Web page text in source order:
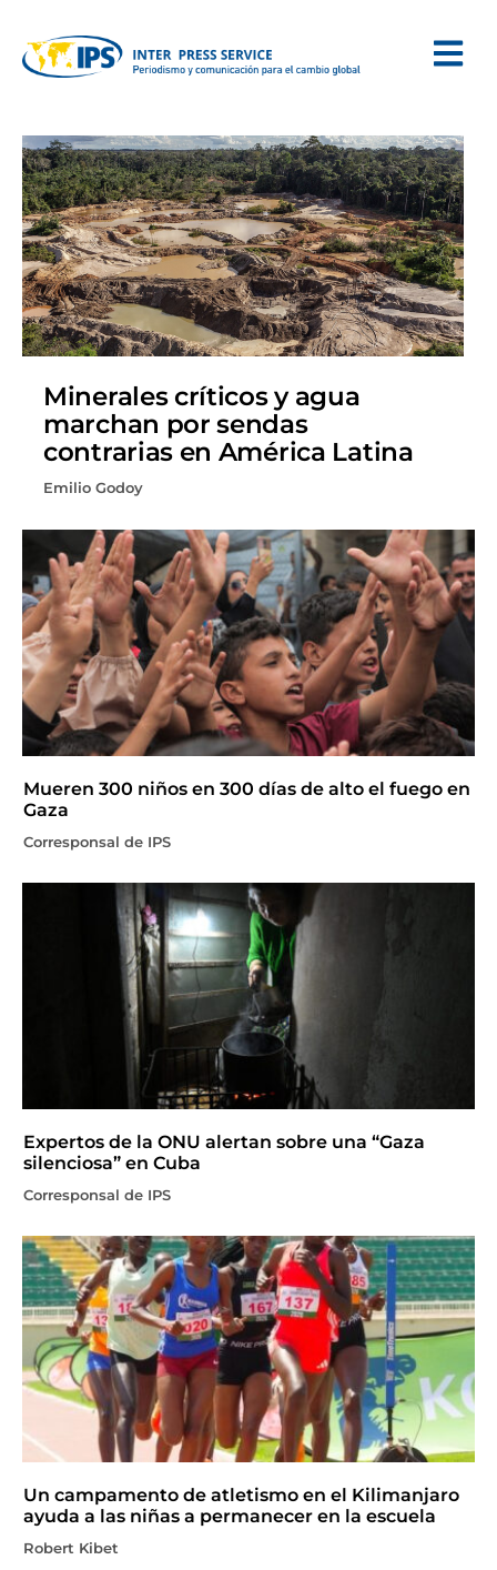
Minerales críticos y agua
marchan por sendas
contrarias en América Latina
Emilio Godoy
Mueren 300 niños en 300 días de alto el fuego en
Gaza
Corresponsal de IPS
Expertos de la ONU alertan sobre una “Gaza
silenciosa” en Cuba
Corresponsal de IPS
Un campamento de atletismo en el Kilimanjaro
ayuda a las niñas a permanecer en la escuela
Robert Kibet